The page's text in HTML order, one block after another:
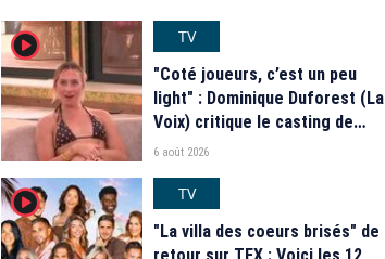
player2
TV
"Coté joueurs, c’est un peu
light" : Dominique Duforest (La
Voix) critique le casting de
"Secret Story" 2026
6 août 2026
player2
TV
"La villa des coeurs brisés" de